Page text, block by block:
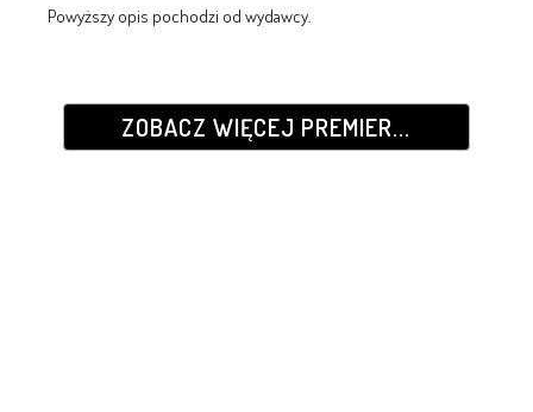
Powyższy opis pochodzi od wydawcy.
ZOBACZ WIĘCEJ PREMIER...